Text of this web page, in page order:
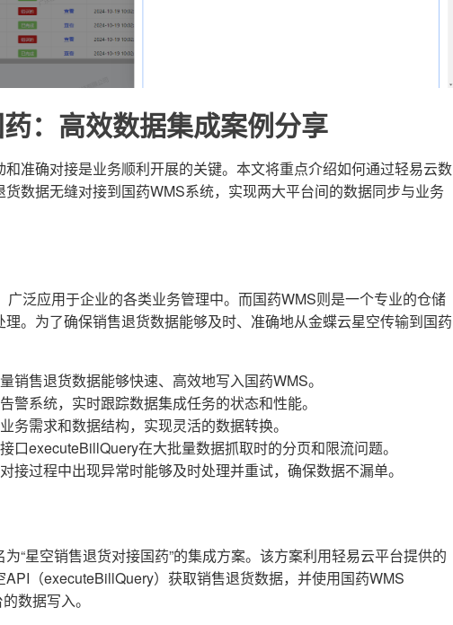
：高效数据集成案例分享
准确对接是业务顺利开展的关键。本文将重点介绍如何通过轻易云数
数据无缝对接到国药WMS系统，实现两大平台间的数据同步与业务
泛应用于企业的各类业务管理中。而国药WMS则是一个专业的仓储
。为了确保销售退货数据能够及时、准确地从金蝶云星空传输到国药
销售退货数据能够快速、高效地写入国药WMS。
警系统，实时跟踪数据集成任务的状态和性能。
务需求和数据结构，实现灵活的数据转换。
口executeBillQuery在大批量数据抓取时的分页和限流问题。
接过程中出现异常时能够及时处理并重试，确保数据不漏单。
“星空销售退货对接国药”的集成方案。该方案利用轻易云平台提供的
（executeBillQuery）获取销售退货数据，并使用国药WMS
数据写入。